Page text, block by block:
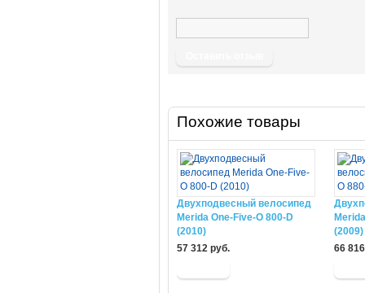
Похожие товары
Двухподвесный велосипед
Merida One-Five-O 800-D
(2010)
57 312 руб.
(2009)
66